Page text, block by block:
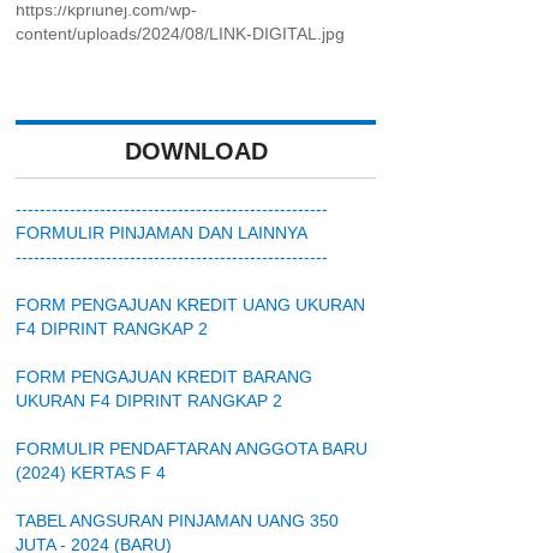
content/uploads/2024/08/LINK-DIGITAL.jpg
DOWNLOAD
----------------------------------------------------
FORMULIR PINJAMAN DAN LAINNYA
----------------------------------------------------
FORM PENGAJUAN KREDIT UANG UKURAN
F4 DIPRINT RANGKAP 2
FORM PENGAJUAN KREDIT BARANG
UKURAN F4 DIPRINT RANGKAP 2
FORMULIR PENDAFTARAN ANGGOTA BARU
(2024) KERTAS F 4
TABEL ANGSURAN PINJAMAN UANG 350
JUTA - 2024 (BARU)